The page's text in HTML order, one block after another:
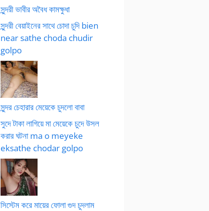
সুন্দরী ভাবীর অবৈধ কামক্ষুধা
সুন্দরী বেয়াইনের সাথে চোদা চুদি bien
near sathe choda chudir
golpo
সুন্দর চেহারার মেয়েকে চুদলো বাবা
সুদে টাকা লাগিয়ে মা মেয়েকে চুদে উসল
করার ঘটনা ma o meyeke
eksathe chodar golpo
সিস্টেম করে মায়ের ফোলা গুদ চুদলাম